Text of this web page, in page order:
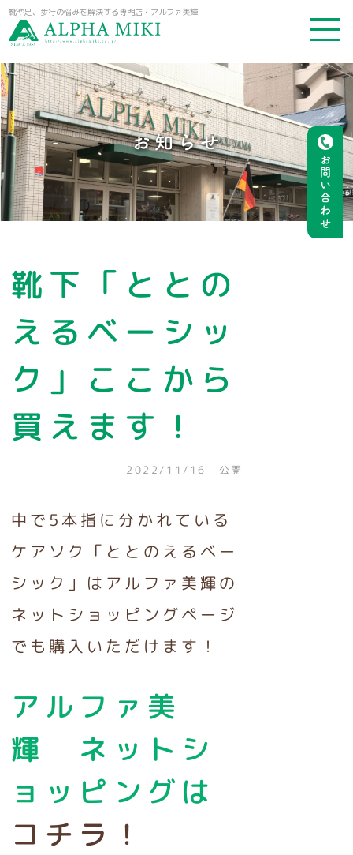
靴や足、歩行の悩みを解決する専門店・アルファ美輝
お問い合わせ
お知らせ
靴下「ととの
えるベーシッ
ク」ここから
買えます！
2022/11/16 公開
中で5本指に分かれている
ケアソク「ととのえるベー
シック」はアルファ美輝の
ネットショッピングページ
でも購入いただけます！
アルファ美
輝 ネットシ
ョッピングは
コチラ！